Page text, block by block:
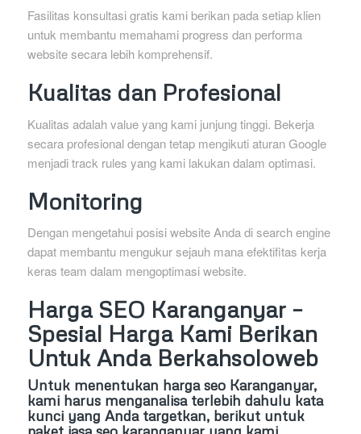
Fasilitas konsultasi gratis kami berikan pada setiap klien
untuk membantu memahami progress dan performa
website secara lebih komprehensif.
Kualitas dan Profesional
Kualitas adalah value yang kami junjung tinggi. Bekerja
secara profesional dengan tetap mengikuti aturan Google
menjadi track rules yang kami lakukan dalam optimasi.
Monitoring
Dengan mengetahui posisi website Anda di search engine
dapat membantu mengukur sejauh mana efektifitas kerja
keras team dalam mengoptimasi website.
Harga SEO Karanganyar –
Spesial Harga Kami Berikan
Untuk Anda Berkahsoloweb
Untuk menentukan harga seo Karanganyar,
kami harus menganalisa terlebih dahulu kata
kunci yang Anda targetkan, berikut untuk